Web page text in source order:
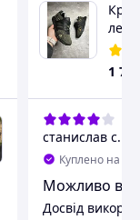
1 780
станислав с.
Куплено на
Можливо
Досвід